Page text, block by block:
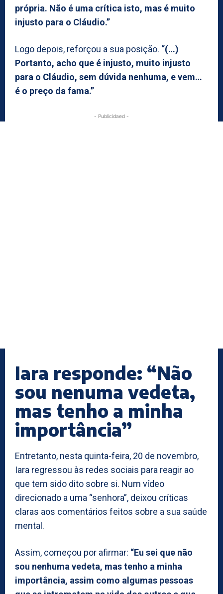
própria. Não é uma crítica isto, mas é muito
injusto para o Cláudio.”
Logo depois, reforçou a sua posição. “(…)
Portanto, acho que é injusto, muito injusto
para o Cláudio, sem dúvida nenhuma, e vem…
é o preço da fama.”
- Publicidaed -
Iara responde: “Não
sou nenuma vedeta,
mas tenho a minha
importância”
Entretanto, nesta quinta-feira, 20 de novembro,
Iara regressou às redes sociais para reagir ao
que tem sido dito sobre si. Num vídeo
direcionado a uma “senhora”, deixou críticas
claras aos comentários feitos sobre a sua saúde
mental.
Assim, começou por afirmar: “Eu sei que não
sou nenhuma vedeta, mas tenho a minha
importância, assim como algumas pessoas